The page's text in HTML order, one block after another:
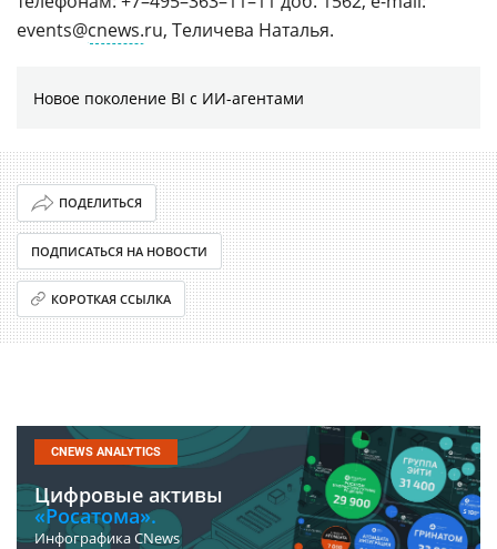
events@cnews.ru, Теличева Наталья.
Новое поколение BI с ИИ-агентами
ПОДЕЛИТЬСЯ
ПОДПИСАТЬСЯ НА НОВОСТИ
КОРОТКАЯ ССЫЛКА
CNEWS ANALYTICS
Цифровые активы
«Росатома».
Инфографика CNews